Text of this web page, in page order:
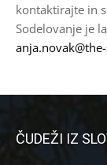
kontaktirajte in
Sodelovanje je
ČUDEŽI IZ